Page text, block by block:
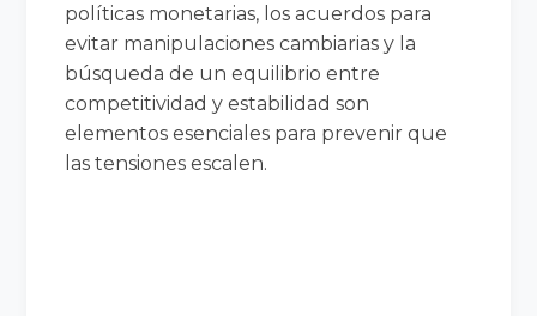
políticas monetarias, los acuerdos para
evitar manipulaciones cambiarias y la
búsqueda de un equilibrio entre
competitividad y estabilidad son
elementos esenciales para prevenir que
las tensiones escalen.